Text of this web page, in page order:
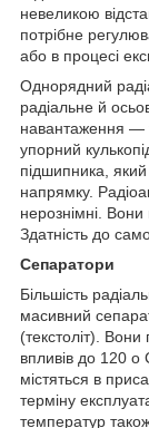
невеликою
потрібне
або в процесі
Однорядний
радіальне й
навантаження —
упорний
підшипника,
напрямку.
нерознімні. Вони
Здатність до
Сепаратори
Більшість
масивний
(текстоліт).
впливів до 120 о
містяться в
терміну
температур